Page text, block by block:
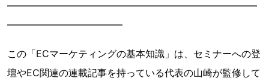
━━━━━━━━━━━━━━━━━━━━━━━━━━
━━━━━━━━━━━━
この「ECマーケティングの基本知識」は、セミナーへの登
壇やEC関連の連載記事を持っている代表の山崎が監修して